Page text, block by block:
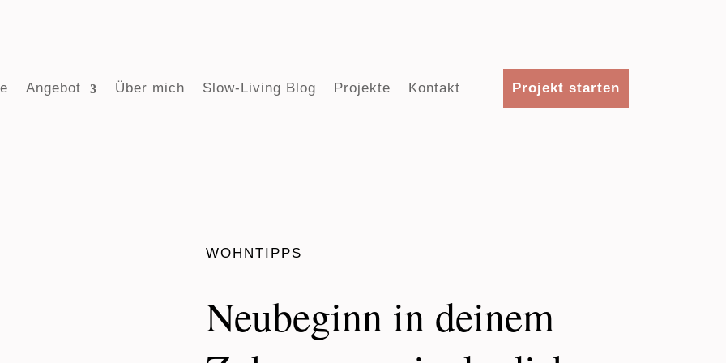
Angebot Über mich Slow-Living Blog Projekte Kontakt Projekt starten
WOHNTIPPS
Neubeginn in deinem